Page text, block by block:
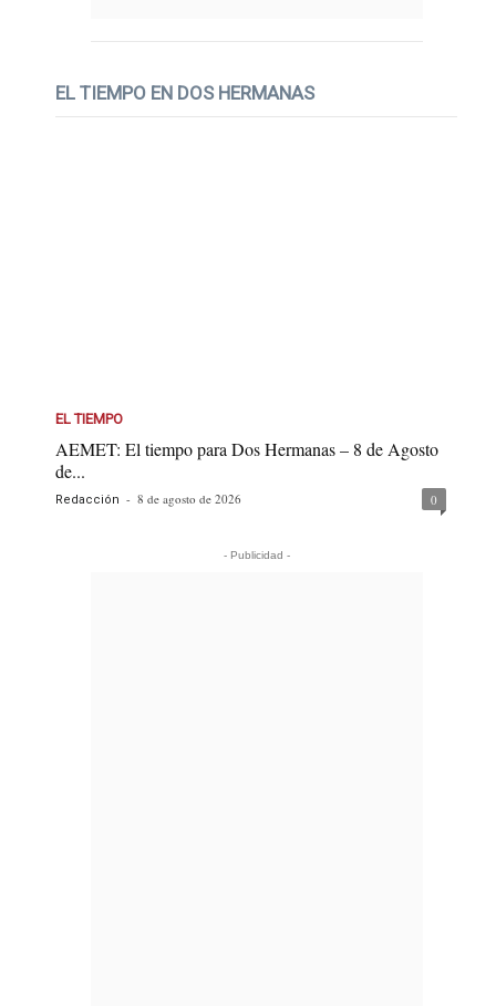
EL TIEMPO EN DOS HERMANAS
EL TIEMPO
AEMET: El tiempo para Dos Hermanas – 8 de Agosto
de...
Redacción - 8 de agosto de 2026 0
- Publicidad -